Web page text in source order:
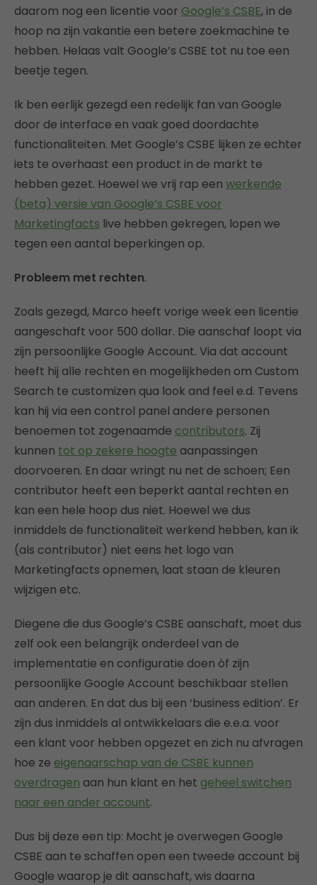
daarom nog een licentie voor Google’s CSBE, in de
hoop na zijn vakantie een betere zoekmachine te
hebben. Helaas valt Google’s CSBE tot nu toe een
beetje tegen.
Ik ben eerlijk gezegd een redelijk fan van Google
door de interface en vaak goed doordachte
functionaliteiten. Met Google’s CSBE lijken ze echter
iets te overhaast een product in de markt te
hebben gezet. Hoewel we vrij rap een werkende
(beta) versie van Google’s CSBE voor
Marketingfacts live hebben gekregen, lopen we
tegen een aantal beperkingen op.
Probleem met rechten.
Zoals gezegd, Marco heeft vorige week een licentie
aangeschaft voor 500 dollar. Die aanschaf loopt via
zijn persoonlijke Google Account. Via dat account
heeft hij alle rechten en mogelijkheden om Custom
Search te customizen qua look and feel e.d. Tevens
kan hij via een control panel andere personen
benoemen tot zogenaamde contributors. Zij
kunnen tot op zekere hoogte aanpassingen
doorvoeren. En daar wringt nu net de schoen; Een
contributor heeft een beperkt aantal rechten en
kan een hele hoop dus niet. Hoewel we dus
inmiddels de functionaliteit werkend hebben, kan ik
(als contributor) niet eens het logo van
Marketingfacts opnemen, laat staan de kleuren
wijzigen etc.
Diegene die dus Google’s CSBE aanschaft, moet dus
zelf ook een belangrijk onderdeel van de
implementatie en configuratie doen òf zijn
persoonlijke Google Account beschikbaar stellen
aan anderen. En dat dus bij een ‘business edition’. Er
zijn dus inmiddels al ontwikkelaars die e.e.a. voor
een klant voor hebben opgezet en zich nu afvragen
hoe ze eigenaarschap van de CSBE kunnen
overdragen aan hun klant en het geheel switchen
naar een ander account.
Dus bij deze een tip: Mocht je overwegen Google
CSBE aan te schaffen open een tweede account bij
Google waarop je dit aanschaft, wis daarna